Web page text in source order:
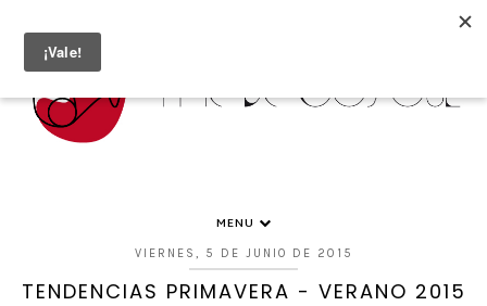
MENU
VIERNES, 5 DE JUNIO DE 2015
TENDENCIAS PRIMAVERA - VERANO 2015